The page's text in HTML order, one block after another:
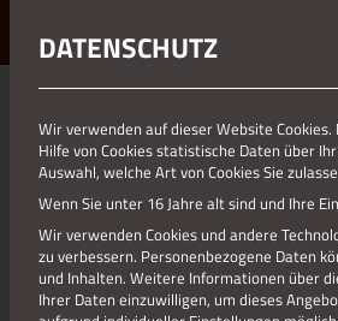
01.01.1970
9 KITA
DATENSCHUTZ
Wir verwenden auf dieser Website
Hilfe von Cookies statistische Daten über
Auswahl, welche Art von Cookies Sie
Wenn Sie unter 16 Jahre alt sind und Ihre
Wir verwenden Cookies und andere
zu verbessern. Personenbezogene Daten
und Inhalten. Weitere Informationen über
Ihrer Daten einzuwilligen, um dieses